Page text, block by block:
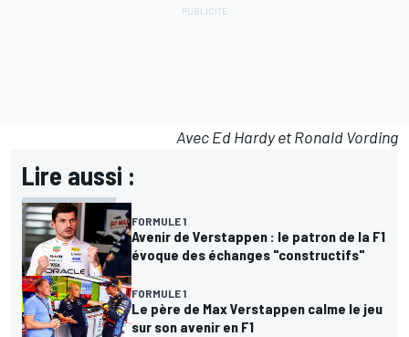
Avec Ed Hardy et Ronald Vording
Lire aussi :
FORMULE 1
Avenir de Verstappen : le patron de la F1
évoque des échanges "constructifs"
FORMULE 1
Le père de Max Verstappen calme le jeu
sur son avenir en F1